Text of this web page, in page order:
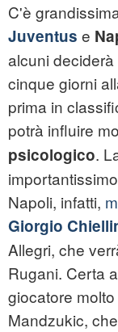
C'è
Juventus e
alcuni
cinque giorni
prima in
potrà influire
psicologico.
Napoli, infatti,
Giorgio
Allegri, che
Rugani. Certa
giocatore
Mandzukic,